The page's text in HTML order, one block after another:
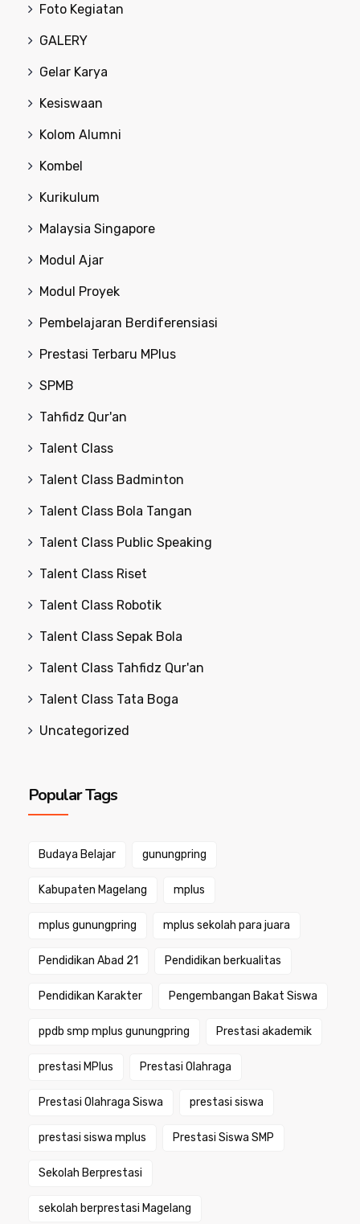
Foto Kegiatan
GALERY
Gelar Karya
Kesiswaan
Kolom Alumni
Kombel
Kurikulum
Malaysia Singapore
Modul Ajar
Modul Proyek
Pembelajaran Berdiferensiasi
Prestasi Terbaru MPlus
SPMB
Tahfidz Qur'an
Talent Class
Talent Class Badminton
Talent Class Bola Tangan
Talent Class Public Speaking
Talent Class Riset
Talent Class Robotik
Talent Class Sepak Bola
Talent Class Tahfidz Qur'an
Talent Class Tata Boga
Uncategorized
Popular Tags
Budaya Belajar gunungpring
Kabupaten Magelang mplus
mplus gunungpring mplus sekolah para juara
Pendidikan Abad 21 Pendidikan berkualitas
Pendidikan Karakter Pengembangan Bakat Siswa
ppdb smp mplus gunungpring Prestasi akademik
prestasi MPlus Prestasi Olahraga
Prestasi Olahraga Siswa prestasi siswa
prestasi siswa mplus Prestasi Siswa SMP
Sekolah Berprestasi
sekolah berprestasi Magelang